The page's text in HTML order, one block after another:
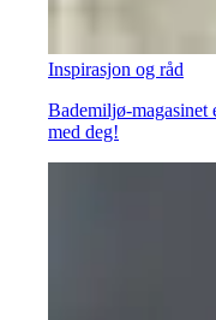
Inspirasjon og råd
Bademiljø-magasinet
med deg!